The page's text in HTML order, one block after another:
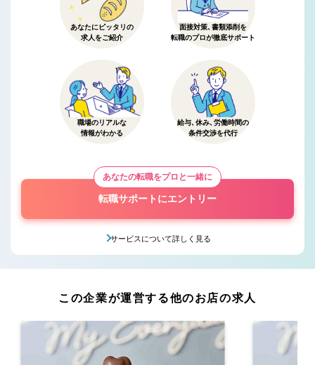
あなたにピッタリの
求人をご紹介
面接対策、書類添削を
転職のプロが徹底サポート
職場のリアルな
情報がわかる
給与、休み、労働時間の
条件交渉を代行
あなたの転職をプロと一緒に
転職サポートにエントリー
サービスについて詳しく見る
この企業が運営する他のお店の求人